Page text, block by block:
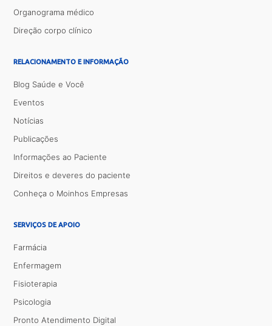
Organograma médico
Direção corpo clínico
RELACIONAMENTO E INFORMAÇÃO
Blog Saúde e Você
Eventos
Notícias
Publicações
Informações ao Paciente
Direitos e deveres do paciente
Conheça o Moinhos Empresas
SERVIÇOS DE APOIO
Farmácia
Enfermagem
Fisioterapia
Psicologia
Pronto Atendimento Digital